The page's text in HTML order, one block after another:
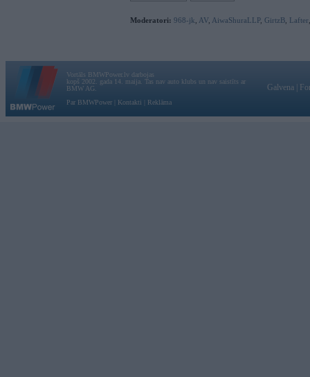
Moderatori: 968-jk AV AiwaShuraLLP, GirtzB Lafter
Vortāls BMWPower.lv darbojas
kopš 2002. gada 14. maija. Tas nav auto klubs un nav saistīts ar
BMW AG.
Par BMWPower
Kontakti Reklāma
Galvena